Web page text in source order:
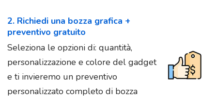
2. Richiedi una bozza grafica +
preventivo gratuito
Seleziona le opzioni di: quantità,
personalizzazione e colore del gadget
e ti invieremo un preventivo
personalizzato completo di bozza